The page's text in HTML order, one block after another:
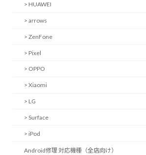
> HUAWEI
> arrows
> ZenFone
> Pixel
> OPPO
> Xiaomi
> LG
> Surface
> iPod
Android修理 対応機種（全店向け）